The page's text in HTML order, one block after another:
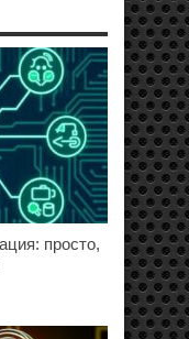
просто,